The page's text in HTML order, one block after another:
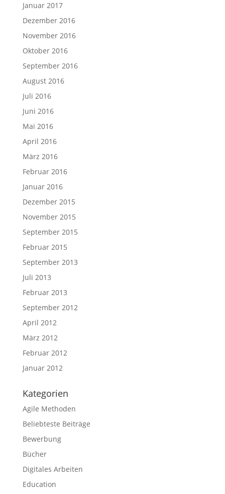
Januar 2017
Dezember 2016
November 2016
Oktober 2016
September 2016
August 2016
Juli 2016
Juni 2016
Mai 2016
April 2016
März 2016
Februar 2016
Januar 2016
Dezember 2015
November 2015
September 2015
Februar 2015
September 2013
Juli 2013
Februar 2013
September 2012
April 2012
März 2012
Februar 2012
Januar 2012
Kategorien
Agile Methoden
Beliebteste Beiträge
Bewerbung
Bücher
Digitales Arbeiten
Education